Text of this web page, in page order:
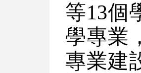
等13個
學專業
專業建